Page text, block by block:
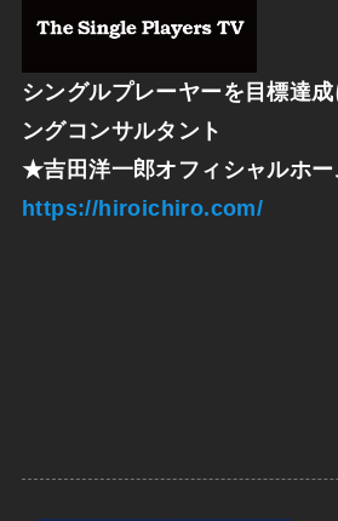
シングルプレーヤーを目標達
ングコンサルタント
★吉田洋一郎オフィシャルホ
https://hiroichiro.com/